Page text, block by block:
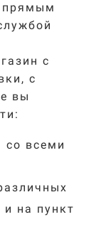
прямым
с
с
вы
всеми
на пункт